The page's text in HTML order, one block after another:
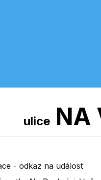
ulice NA
-odkaz na událost